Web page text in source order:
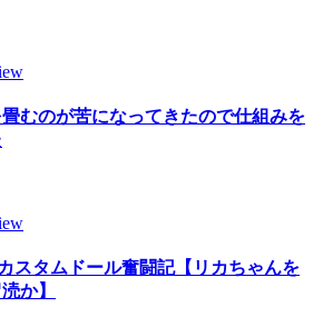
むのが苦になってきたので仕組みを
スタムドール奮闘記【リカちゃんを
か】